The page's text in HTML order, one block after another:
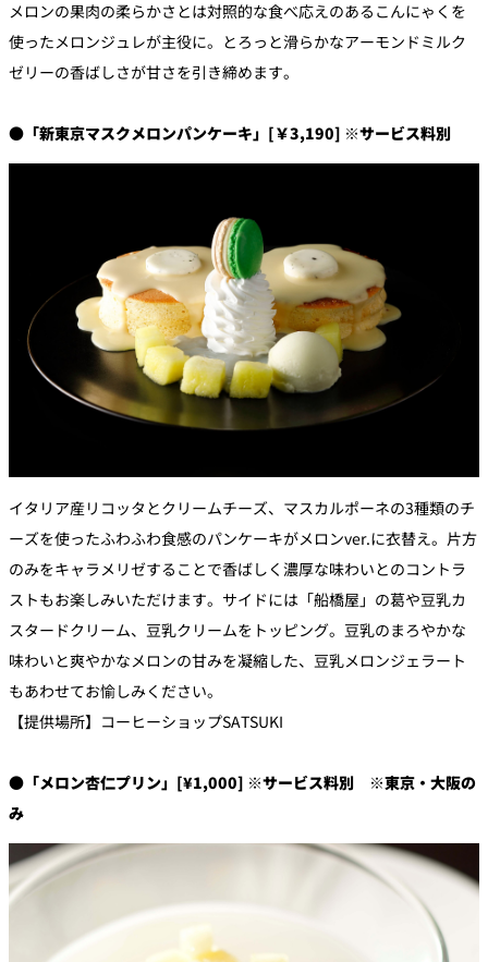
メロンの果肉の柔らかさとは対照的な食べ応えのあるこんにゃくを
使ったメロンジュレが主役に。とろっと滑らかなアーモンドミルク
ゼリーの香ばしさが甘さを引き締めます。
●「新東京マスクメロンパンケーキ」[￥3,190] ※サービス料別
イタリア産リコッタとクリームチーズ、マスカルポーネの3種類のチ
ーズを使ったふわふわ食感のパンケーキがメロンver.に衣替え。片方
のみをキャラメリゼすることで香ばしく濃厚な味わいとのコントラ
ストもお楽しみいただけます。サイドには「船橋屋」の葛や豆乳カ
スタードクリーム、豆乳クリームをトッピング。豆乳のまろやかな
味わいと爽やかなメロンの甘みを凝縮した、豆乳メロンジェラート
もあわせてお愉しみください。
【提供場所】コーヒーショップSATSUKI
●「メロン杏仁プリン」[¥1,000] ※サービス料別 ※東京・大阪の
み